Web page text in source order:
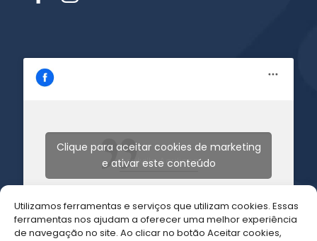
Utilizamos ferramentas e serviços que utilizam cookies. Essas
ferramentas nos ajudam a oferecer uma melhor experiência
de navegação no site. Ao clicar no botão Aceitar cookies,
Acrilville Acrilicos
Clique para aceitar cookies de marketing
e ativar este conteúdo